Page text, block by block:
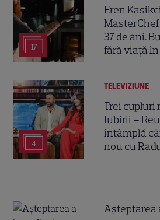
17
Eren
37 de ani.
fără viață
4
TELEVIZIUNE
Trei cupluri
Iubirii –
întâmplă
nou cu
Așteptarea